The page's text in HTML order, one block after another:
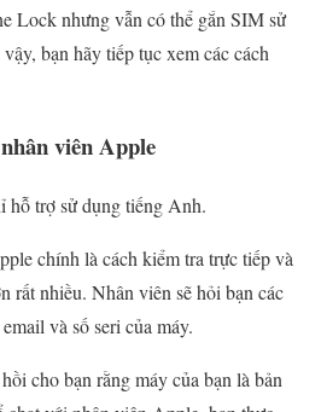
Lock nhưng vẫn có thể gắn SIM sử
bạn hãy tiếp tục xem các cách
viên Apple
hỗ trợ sử dụng tiếng Anh.
chính là cách kiểm tra trực tiếp và
rất nhiều. Nhân viên sẽ hỏi bạn các
và số seri của máy.
cho bạn rằng máy của bạn là bản